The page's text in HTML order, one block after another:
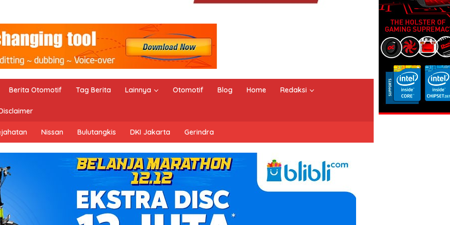
Berita Otomotif Tag Berita Lainnya Otomotif Blog Home Redaksi
Nissan Bulutangkis DKI Jakarta Gerindra